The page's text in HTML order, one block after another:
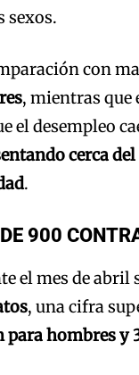
sexos.
con
, mientras que
el desempleo
cerca
.
900
el mes de
, una cifra
para hombres y